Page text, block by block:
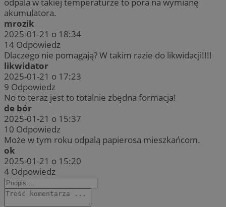
akumulatora.
mrozik
2025-01-21 o 18:34
14 Odpowiedz
Dlaczego nie pomagają? W takim razie do likwidacji!!!!
likwidator
2025-01-21 o 17:23
9 Odpowiedz
No to teraz jest to totalnie zbędna formacja!
de bór
2025-01-21 o 15:37
10 Odpowiedz
Może w tym roku odpalą papierosa mieszkańcom.
ok
2025-01-21 o 15:20
4 Odpowiedz